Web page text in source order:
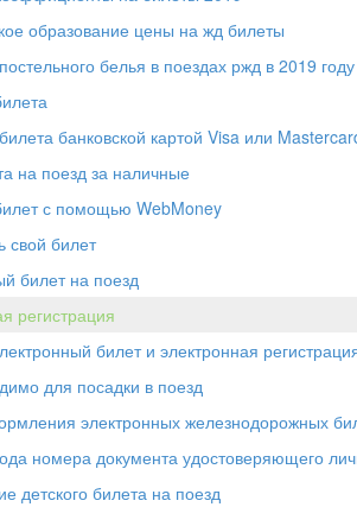
образование цены на жд билеты
белья в поездах ржд в 2019 году
банковской картой Visa или
на поезд за наличные
с помощью WebMoney
свой билет
билет на поезд
регистрация
билет и электронная
для посадки в поезд
электронных железнодорожных
номера документа удостоверяющего
детского билета на поезд